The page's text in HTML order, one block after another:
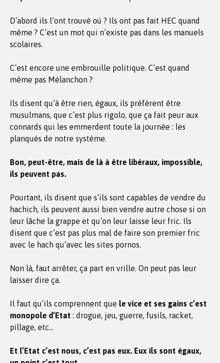
D’abord ils l’ont trouvé où ? Ils ont pas fait HEC quand
même ? C’est un mot qui n’existe pas dans les manuels
scolaires.
C’est encore une embrouille politique. C’est quand
même pas Mélanchon ?
Ils disent qu’à être rien, égaux, ils préfèrent être
musulmans, que c’est plus rigolo, que ça fait peur aux
connards qui les emmerdent toute la journée : les
planqués de notre système.
Bon, peut-être, mais de là à être libéraux, impossible,
ils peuvent pas.
Pourtant, ils disent que s’ils sont capables de vendre du
hachich, ils peuvent aussi bien vendre autre chose si on
leur lâche la grappe et qu’on leur laisse leur fric. Ils
disent que c’est pas plus mal de faire son premier fric
avec le hach qu’avec les sites pornos.
Non là, faut arrêter, ça part en vrille. On peut pas leur
laisser dire ça.
Il faut qu’ils comprennent que le vice et ses gains c’est
monopole d’Etat : drogue, jeu, guerre, fusils, racket,
pillage, etc…
Et l’Etat c’est nous, c’est pas eux. Eux ils sont égaux,